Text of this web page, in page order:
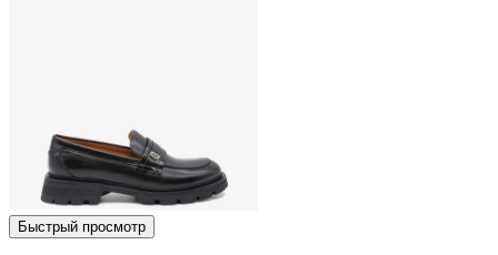
Быстрый просмотр